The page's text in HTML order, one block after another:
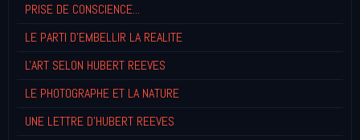
PRISE DE CONSCIENCE...
LE PARTI D'EMBELLIR LA REALITE
L'ART SELON HUBERT REEVES
LE PHOTOGRAPHE ET LA NATURE
UNE LETTRE D'HUBERT REEVES